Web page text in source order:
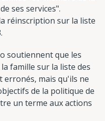
ses services".
réinscription sur la liste
soutiennent que les
famille sur la liste des
mais qu'ils ne
de la politique de
un terme aux actions